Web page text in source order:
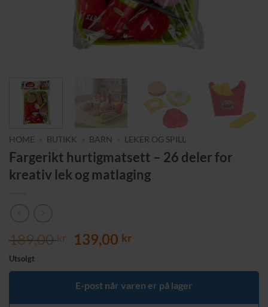
HOME BUTIKK BARN LEKER OG SPILL
Fargerikt hurtigmatsett – 26 deler for
kreativ lek og matlaging
189,00kr
Opprinnelig
var:
189,00 kr.
139,00 krNåværende
er:
139,00 kr.
Utsolgt
E-post når varen er på lager